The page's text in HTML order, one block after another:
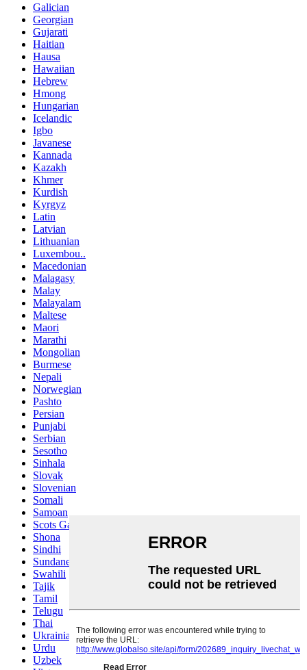
Galician
Georgian
Gujarati
Haitian
Hausa
Hawaiian
Hebrew
Hmong
Hungarian
Icelandic
Igbo
Javanese
Kannada
Kazakh
Khmer
Kurdish
Kyrgyz
Latin
Latvian
Lithuanian
Luxembou..
Macedonian
Malagasy
Malay
Malayalam
Maltese
Maori
Marathi
Mongolian
Burmese
Nepali
Norwegian
Pashto
Persian
Punjabi
Serbian
Sesotho
Sinhala
Slovak
Slovenian
Somali
Samoan
Scots Gaelic
Shona
Sindhi
Sundanese
Swahili
Tajik
Tamil
Telugu
Thai
Ukrainian
Urdu
Uzbek